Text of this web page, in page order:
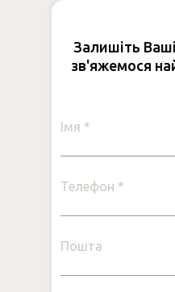
Залишіть
зв'яжемося
Імя *
Телефон *
Пошта